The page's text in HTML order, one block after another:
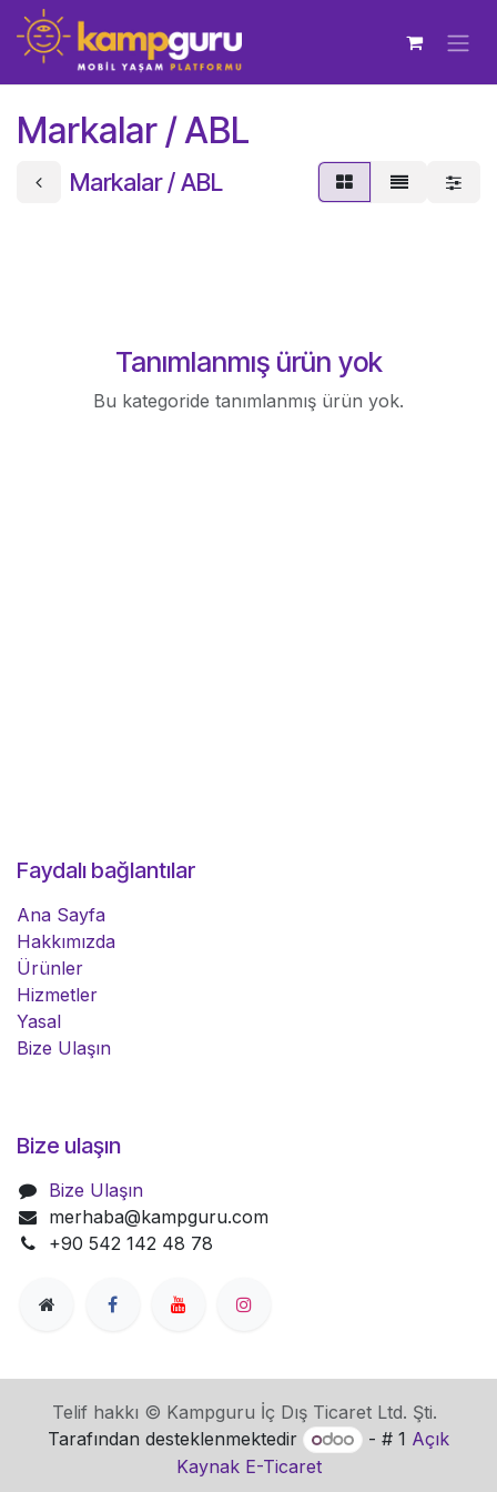
İçereği Atla
Markalar / ABL
Markalar / ABL
Tanımlanmış ürün yok
Bu kategoride tanımlanmış ürün yok.
Faydalı bağlantılar
Ana Sayfa
Hakkımızda
Ürünler
Hizmetler
Yasal
Bize Ulaşın
Bize ulaşın
Bize Ulaşın
merhaba@kampguru.com
+90 542 142 48 78
Telif hakkı © Kampguru İç Dış Ticaret Ltd. Şti.
Tarafından desteklenmektedir
- # 1 Açık
Kaynak E-Ticaret